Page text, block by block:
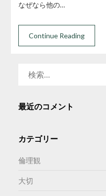
なぜなら他の…
Continue Reading
最近のコメント
カテゴリー
倫理観
大切